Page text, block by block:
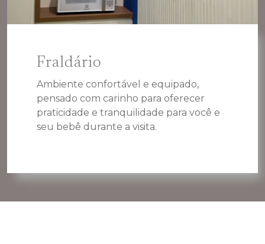
Fraldário
Ambiente confortável e equipado,
pensado com carinho para oferecer
praticidade e tranquilidade para você e
seu bebê durante a visita.